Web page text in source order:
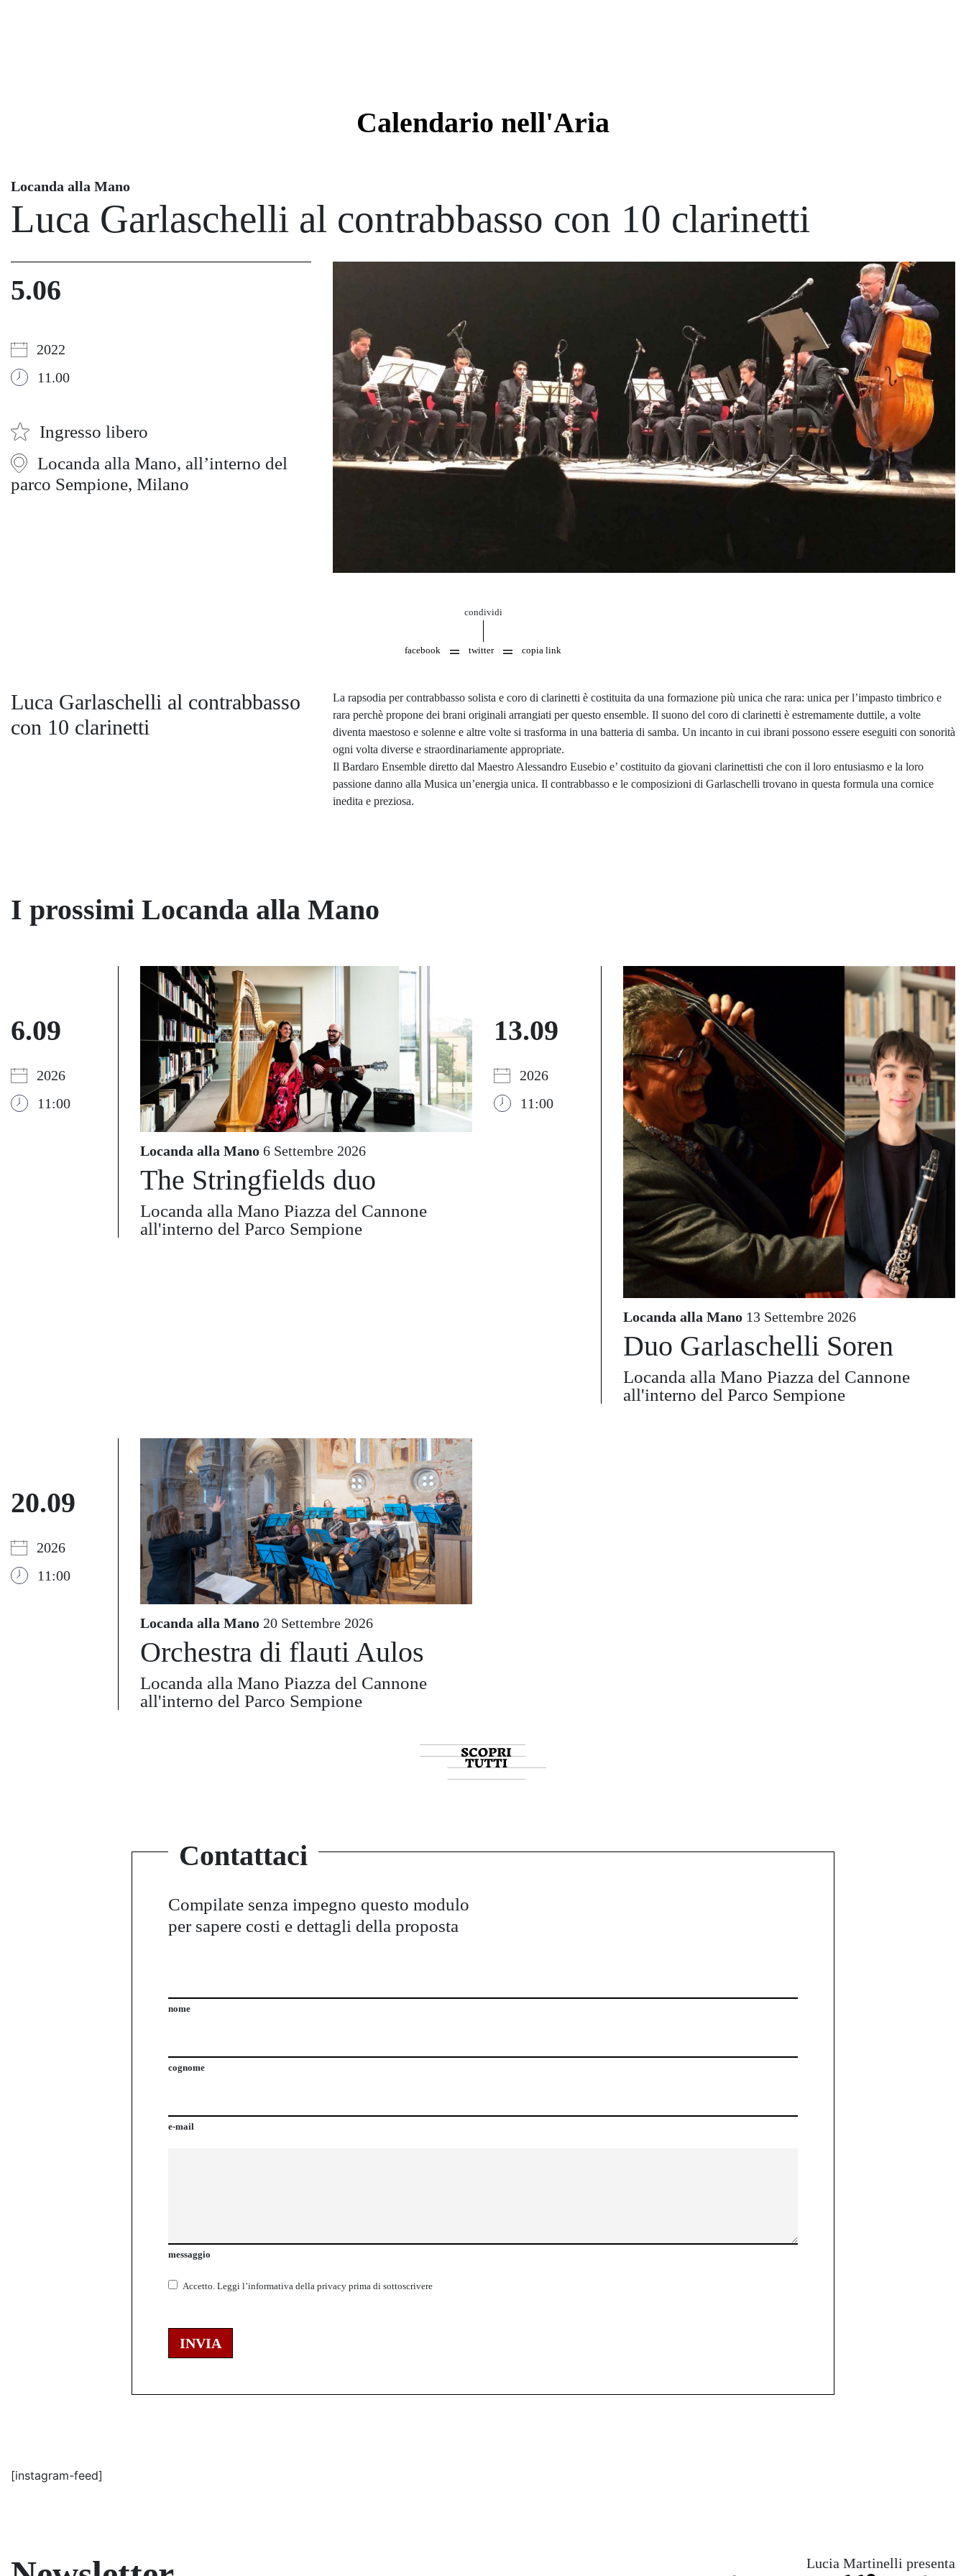
Calendario nell'Aria
Locanda alla Mano
Luca Garlaschelli al contrabbasso con 10 clarinetti
5.06
2022
11.00
Ingresso libero
Locanda alla Mano, all’interno del
parco Sempione, Milano
condividi
facebook twitter copia link
Luca Garlaschelli al contrabbasso
con 10 clarinetti
La rapsodia per contrabbasso solista e coro di clarinetti è costituita da una formazione più unica che rara: unica per l’impasto timbrico e
rara perchè propone dei brani originali arrangiati per questo ensemble. Il suono del coro di clarinetti è estremamente duttile, a volte
diventa maestoso e solenne e altre volte si trasforma in una batteria di samba. Un incanto in cui ibrani possono essere eseguiti con sonorità
ogni volta diverse e straordinariamente appropriate.
Il Bardaro Ensemble diretto dal Maestro Alessandro Eusebio e’ costituito da giovani clarinettisti che con il loro entusiasmo e la loro
passione danno alla Musica un’energia unica. Il contrabbasso e le composizioni di Garlaschelli trovano in questa formula una cornice
inedita e preziosa.
I prossimi Locanda alla Mano
6.09
2026
11:00
Locanda alla Mano 6 Settembre 2026
The Stringfields duo
Locanda alla Mano Piazza del Cannone
all'interno del Parco Sempione
13.09
2026
11:00
Locanda alla Mano 13 Settembre 2026
Duo Garlaschelli Soren
Locanda alla Mano Piazza del Cannone
all'interno del Parco Sempione
20.09
2026
11:00
Locanda alla Mano 20 Settembre 2026
Orchestra di flauti Aulos
Locanda alla Mano Piazza del Cannone
all'interno del Parco Sempione
Contattaci
Compilate senza impegno questo modulo
per sapere costi e dettagli della proposta
nome
cognome
e-mail
messaggio
Accetto. Leggi l’informativa della privacy prima di sottoscrivere
INVIA
[instagram-feed]
Lucia Martinelli presenta